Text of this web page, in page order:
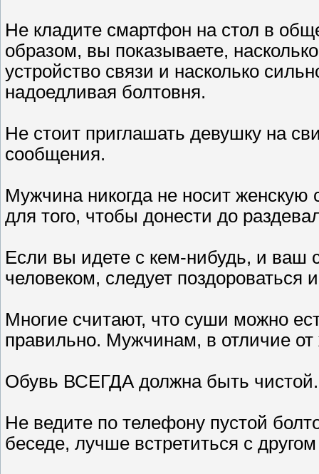
Не кладите смартфон на стол в
образом, вы показываете,
устройство связи и насколько
надоедливая болтовня.
Не стоит приглашать девушку на
сообщения.
Мужчина никогда не носит женскую
для того, чтобы донести до
Если вы идете с кем-нибудь, и ваш
человеком, следует поздороваться
Многие считают, что суши можно
правильно. Мужчинам, в отличие
Обувь ВСЕГДА должна быть чистой.
Не ведите по телефону пустой
беседе, лучше встретиться с другом